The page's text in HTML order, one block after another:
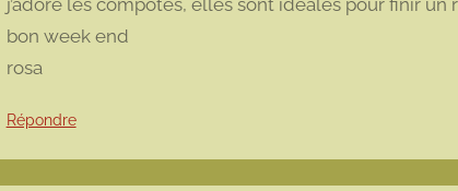
bon week end
rosa
Répondre